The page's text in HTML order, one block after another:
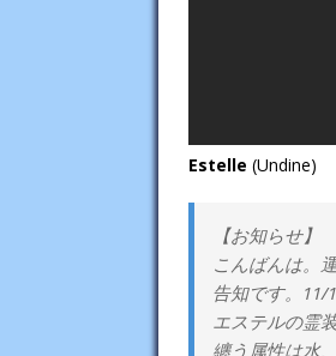
Estelle (Undine)
【お知らせ】
こんばんは。
告知です。11/
エステルの霊
纏う属性は水